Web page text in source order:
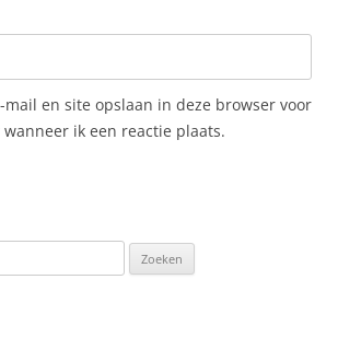
mail en site opslaan in deze browser voor
ik een reactie plaats.